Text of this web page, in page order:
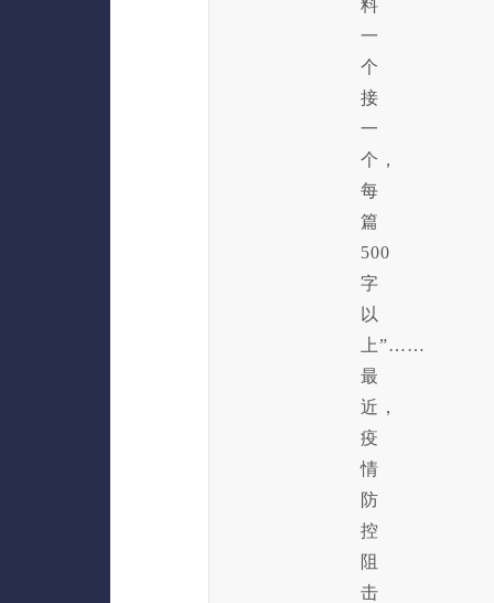
料
一
个
接
一
个，
每
篇
500
字
以
上”……
最
近，
疫
情
防
控
阻
击